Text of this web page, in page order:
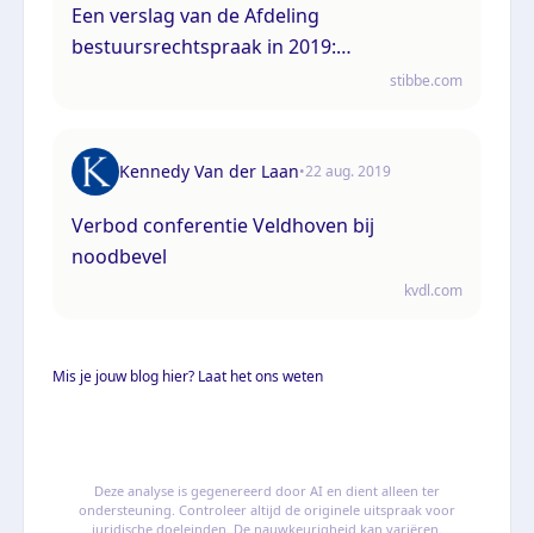
Een verslag van de Afdeling
bestuursrechtspraak in 2019:
stibbe.com
Kennedy Van der Laan•22 aug. 2019
Verbod conferentie Veldhoven bij
noodbevel
kvdl.com
Mis je jouw blog hier? Laat het ons weten
Deze analyse is gegenereerd door AI en dient alleen ter
ondersteuning. Controleer altijd de originele uitspraak voor
juridische doeleinden. De nauwkeurigheid kan variëren.